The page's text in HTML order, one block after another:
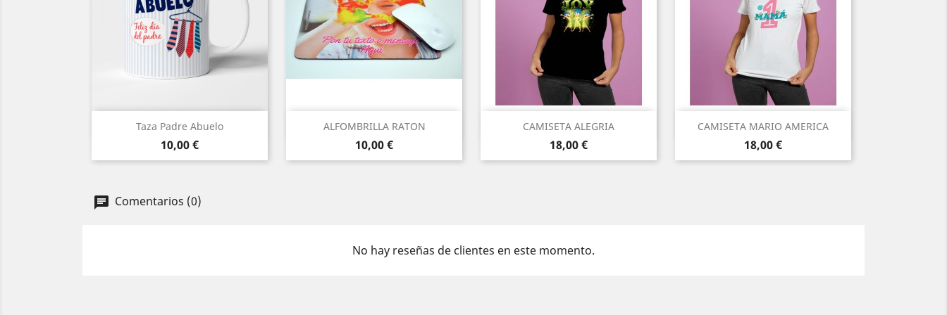
Taza Padre Abuelo
Precio
10,00 €
Vista rápida ALFOMBRILLA RATON
Precio
10,00 €
Vista rápida CAMISETA ALEGRIA
Precio
18,00 €
Vista rápida CAMISETA MARIO AMERICA
Precio
18,00 €
Vista rápida
Comentarios (0)
No hay reseñas de clientes en este momento.